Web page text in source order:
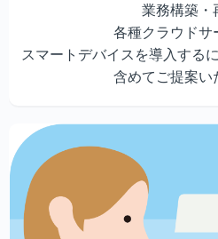
業務構築・
各種クラウドサ
スマートデバイスを導入する
含めてご提案い